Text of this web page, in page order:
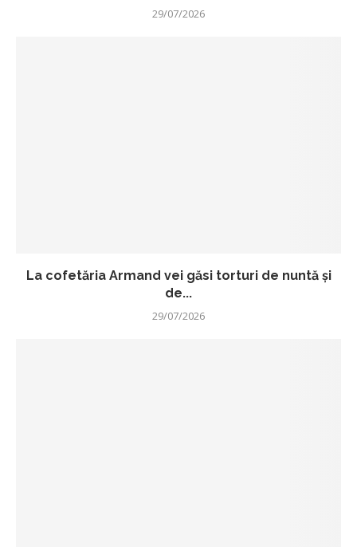
29/07/2026
La cofetăria Armand vei găsi torturi de nuntă și
de...
29/07/2026